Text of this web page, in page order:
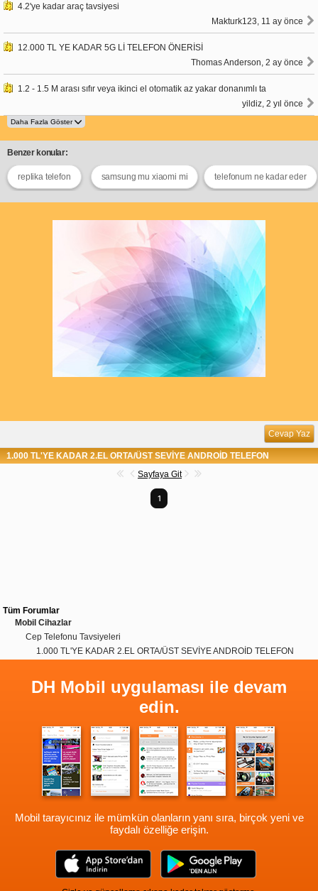
4.2'ye kadar araç tavsiyesi
Makturk123, 11 ay önce
12.000 TL YE KADAR 5G Lİ TELEFON ÖNERİSİ
Thomas Anderson, 2 ay önce
1.2 - 1.5 M arası sıfır veya ikinci el otomatik az yakar donanımlı ta
yildiz, 2 yıl önce
Benzer konular:
replika telefon samsung mu xiaomi mi telefonum ne kadar eder
Cevap Yaz
1.000 TL'YE KADAR 2.EL ORTA/ÜST SEVİYE ANDROİD TELEFON
Sayfaya Git
1
Tüm Forumlar
Mobil Cihazlar
Cep Telefonu Tavsiyeleri
1.000 TL'YE KADAR 2.EL ORTA/ÜST SEVİYE ANDROİD TELEFON
DH Mobil uygulaması ile devam
edin.
Mobil tarayıcınız ile mümkün olanların yanı sıra, birçok yeni ve
faydalı özelliğe erişin.